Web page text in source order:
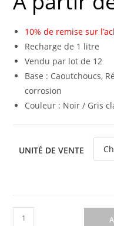
10% de remise sur
Recharge de 1 litre
Vendu par lot de 12
Base : Caoutchoucs,
corrosion
Couleur : Noir / Gris
UNITÉ DE VENTE